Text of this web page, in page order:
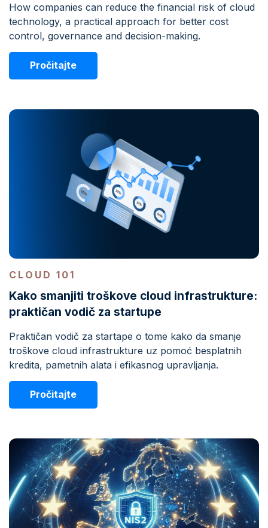
How companies can reduce the financial risk of cloud
technology, a practical approach for better cost
control, governance and decision-making.
Pročitajte
CLOUD 101
Kako smanjiti troškove cloud infrastrukture:
praktičan vodič za startupe
Praktičan vodič za startape o tome kako da smanje
troškove cloud infrastrukture uz pomoć besplatnih
kredita, pametnih alata i efikasnog upravljanja.
Pročitajte